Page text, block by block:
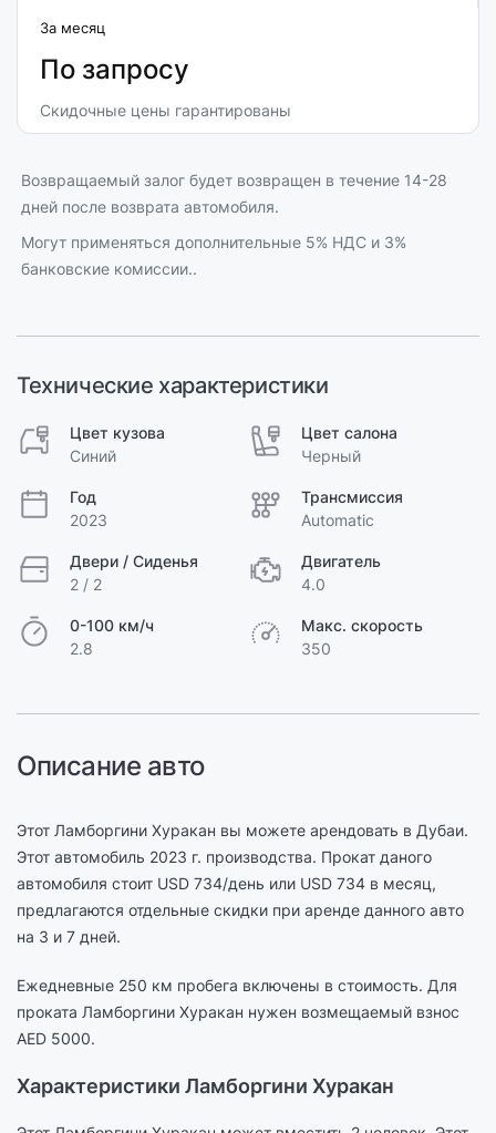
За месяц
По запросу
Скидочные цены гарантированы
Возвращаемый залог будет возвращен в течение 14-28
дней после возврата автомобиля.
Могут применяться дополнительные 5% НДС и 3%
банковские комиссии..
Технические характеристики
Цвет кузова
Синий
Цвет салона
Черный
Год
2023
Трансмиссия
Automatic
Двери / Сиденья
2 / 2
Двигатель
4.0
0-100 км/ч
2.8
Макс. скорость
350
Описание авто
Этот Ламборгини Хуракан вы можете арендовать в Дубаи.
Этот автомобиль 2023 г. производства. Прокат даного
автомобиля стоит USD 734/день или USD 734 в месяц,
предлагаются отдельные скидки при аренде данного авто
на 3 и 7 дней.
Ежедневные 250 км пробега включены в стоимость. Для
проката Ламборгини Хуракан нужен возмещаемый взнос
AED 5000.
Характеристики Ламборгини Хуракан